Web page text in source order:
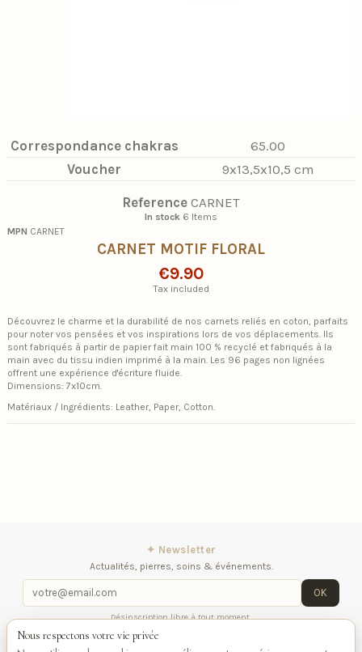
Correspondance chakras
65.00
Voucher
9x13,5x10,5 cm
Reference CARNET
In stock 6 Items
MPN CARNET
CARNET MOTIF FLORAL
€9.90
Tax included
Découvrez le charme et la durabilité de nos carnets reliés en coton, parfaits
pour noter vos pensées et vos inspirations lors de vos déplacements. Ils
sont fabriqués à partir de papier fait main 100 % recyclé et fabriqués à la
main avec du tissu indien imprimé à la main. Les 96 pages non lignées
offrent une expérience d'écriture fluide.
Dimensions: 7x10cm.
Matériaux / Ingrédients: Leather, Paper, Cotton.
✦ Newsletter
Actualités, pierres, soins & événements.
OK
Désinscription libre à tout moment.
iqitlinksmanager module
Nous respectons votre vie privée